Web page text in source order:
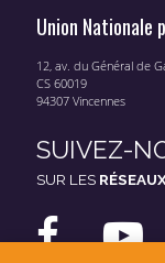
Union Nationale
12, av. du Général de
CS 60019
94307 Vincennes
SUIVEZ-
SUR LES